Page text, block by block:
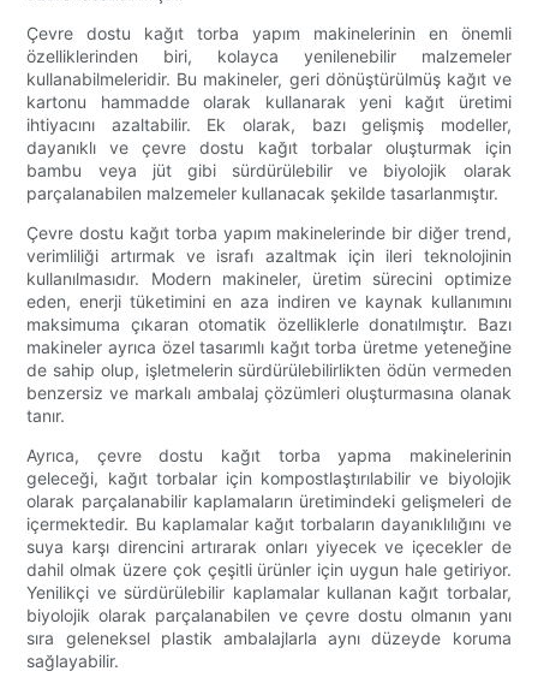
Çevre dostu kağıt torba yapım makinelerinin en önemli
özelliklerinden biri, kolayca yenilenebilir malzemeler
kullanabilmeleridir. Bu makineler, geri dönüştürülmüş kağıt ve
kartonu hammadde olarak kullanarak yeni kağıt üretimi
ihtiyacını azaltabilir. Ek olarak, bazı gelişmiş modeller,
dayanıklı ve çevre dostu kağıt torbalar oluşturmak için
bambu veya jüt gibi sürdürülebilir ve biyolojik olarak
parçalanabilen malzemeler kullanacak şekilde tasarlanmıştır.
Çevre dostu kağıt torba yapım makinelerinde bir diğer trend,
verimliliği artırmak ve israfı azaltmak için ileri teknolojinin
kullanılmasıdır. Modern makineler, üretim sürecini optimize
eden, enerji tüketimini en aza indiren ve kaynak kullanımını
maksimuma çıkaran otomatik özelliklerle donatılmıştır. Bazı
makineler ayrıca özel tasarımlı kağıt torba üretme yeteneğine
de sahip olup, işletmelerin sürdürülebilirlikten ödün vermeden
benzersiz ve markalı ambalaj çözümleri oluşturmasına olanak
tanır.
Ayrıca, çevre dostu kağıt torba yapma makinelerinin
geleceği, kağıt torbalar için kompostlaştırılabilir ve biyolojik
olarak parçalanabilir kaplamaların üretimindeki gelişmeleri de
içermektedir. Bu kaplamalar kağıt torbaların dayanıklılığını ve
suya karşı direncini artırarak onları yiyecek ve içecekler de
dahil olmak üzere çok çeşitli ürünler için uygun hale getiriyor.
Yenilikçi ve sürdürülebilir kaplamalar kullanan kağıt torbalar,
biyolojik olarak parçalanabilen ve çevre dostu olmanın yanı
sıra geleneksel plastik ambalajlarla aynı düzeyde koruma
sağlayabilir.